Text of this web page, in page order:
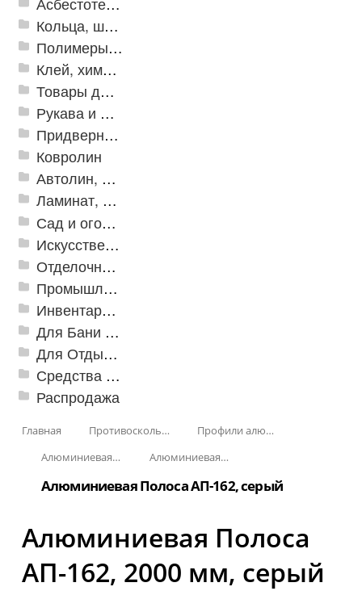
Кольца, шайбы, манжеты
Полимеры и пластики
Клей, химия, сопутствующие товары
Товары для дома
Рукава и шланги промышленные
Придверные решетки
Ковролин
Автолин, Транслин, Линолеум
Ламинат, Кварцвиниловая плитка SPC
Сад и огород
Искусственная трава
Отделочные профили
Промышленный текстиль
Инвентарь для клининга
Для Бани и Сауны
Для Отдыха и Пикника
Средства от насекомых и садовых вредителей
Распродажа
Главная Противоскользящая защита для лестниц, профили, ленты
Профили алюминиевые с резиновой вставкой
Алюминиевая полоса с резиновыми вставками
Алюминиевая Полоса с пятью резиновыми вставками АП-162
Алюминиевая Полоса АП-162, серый
Алюминиевая Полоса
АП-162, 2000 мм, серый